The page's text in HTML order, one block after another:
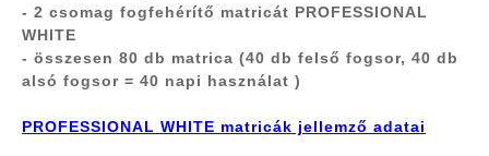
- 2 csomag fogfehérítő matricát PROFESSIONAL
WHITE
- összesen 80 db matrica (40 db felső fogsor, 40 db
alsó fogsor = 40 napi használat )
PROFESSIONAL WHITE matricák jellemző adatai